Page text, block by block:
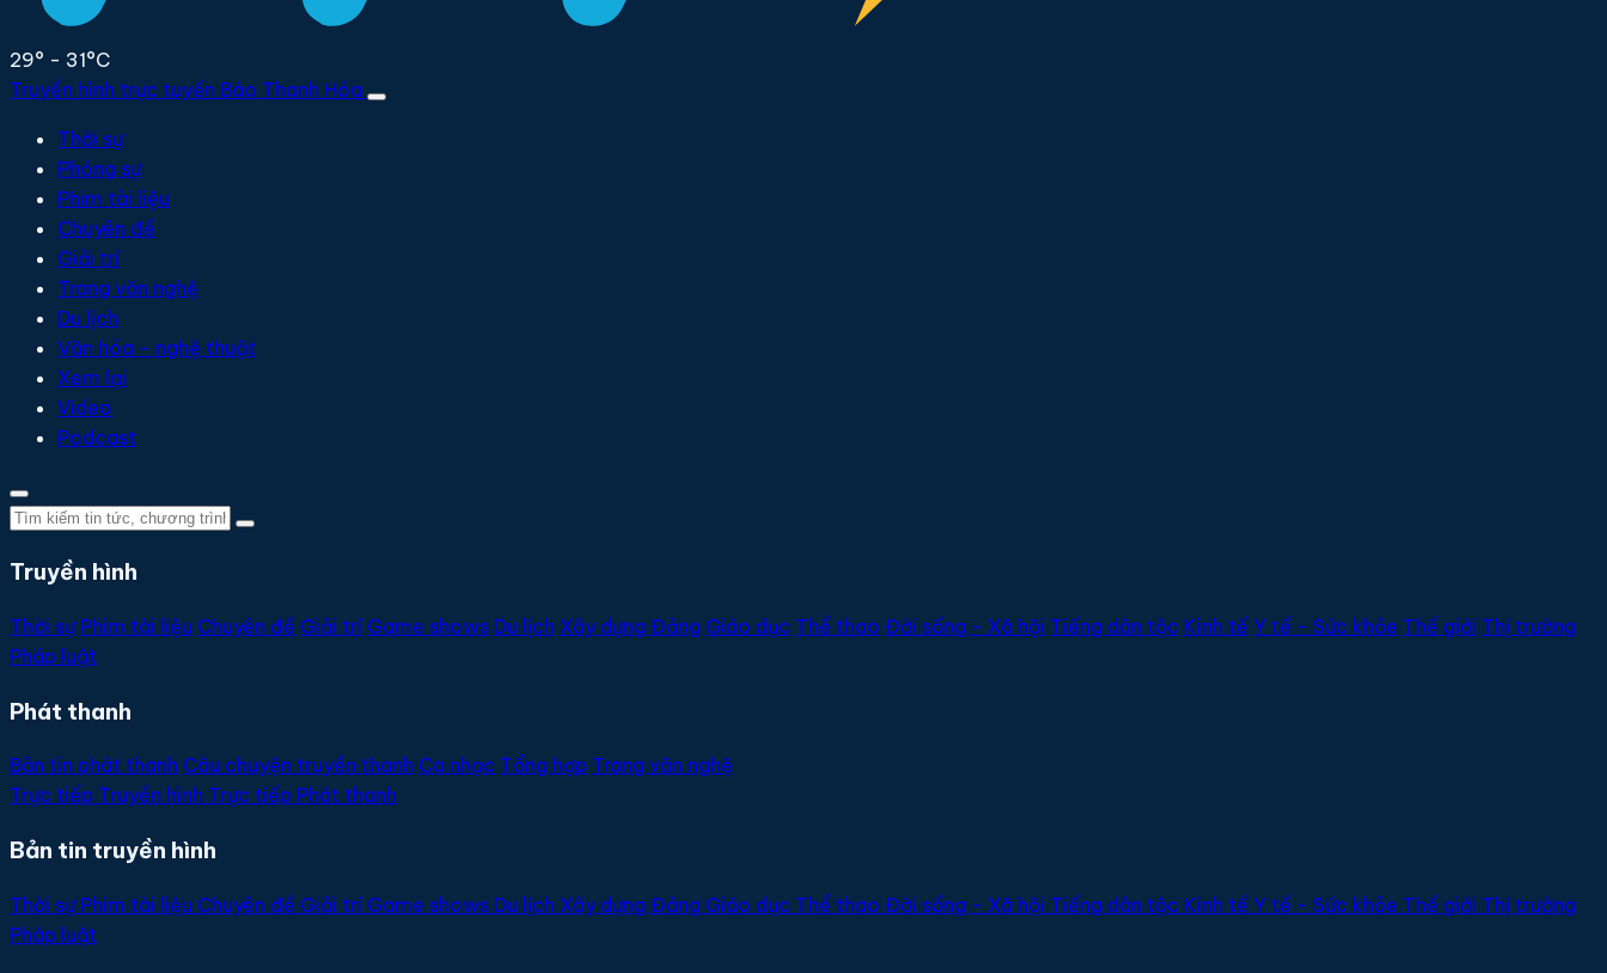
29° - 31°C
Truyền hình trực tuyến Báo Thanh Hóa
Thời sự
Phóng sự
Phim tài liệu
Chuyên đề
Giải trí
Trang văn nghệ
Du lịch
Văn hóa - nghệ thuật
Xem lại
Video
Podcast
Truyền hình
Thời sự Phim tài liệu Chuyên đề Giải trí Game shows Du lịch Xây dựng Đảng Giáo dục Thể thao Đời sống - Xã hội Tiếng dân tộc Kinh tế Y tế - Sức khỏe Thế giới Thị trường
Pháp luật
Phát thanh
Bản tin phát thanh Câu chuyện truyền thanh Ca nhạc Tổng hợp Trang văn nghệ
Trực tiếp Truyền hình Trực tiếp Phát thanh
Bản tin truyền hình
Thời sự Phim tài liệu Chuyên đề Giải trí Game shows Du lịch Xây dựng Đảng Giáo dục Thể thao Đời sống - Xã hội Tiếng dân tộc Kinh tế Y tế - Sức khỏe Thế giới Thị trường
Pháp luật